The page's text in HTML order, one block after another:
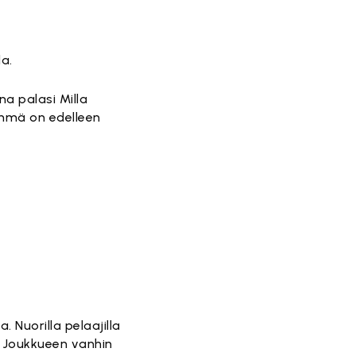
palasi Milla
on edelleen
Nuorilla pelaajilla
vanhin